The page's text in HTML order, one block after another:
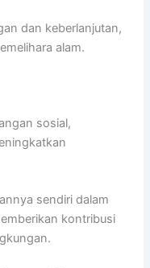
dan keberlanjutan,
alam.
sosial,
sendiri dalam
kontribusi